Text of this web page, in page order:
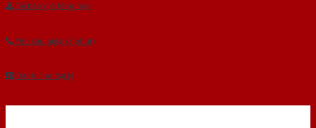
Tải báo giá tổng hợp
Yêu cầu gọi lại (3 phút)
Dành cho đại lý